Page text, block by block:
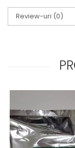
Review-uri (0)